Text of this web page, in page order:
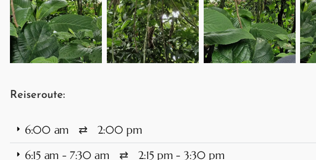
Reiseroute:
6:00 am ⇄ 2:00 pm
6:15 am - 7:30 am ⇄ 2:15 pm - 3:30 pm